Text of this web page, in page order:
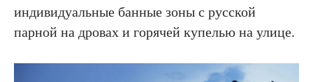
индивидуальные банные зоны с русской
парной на дровах и горячей купелью на улице.